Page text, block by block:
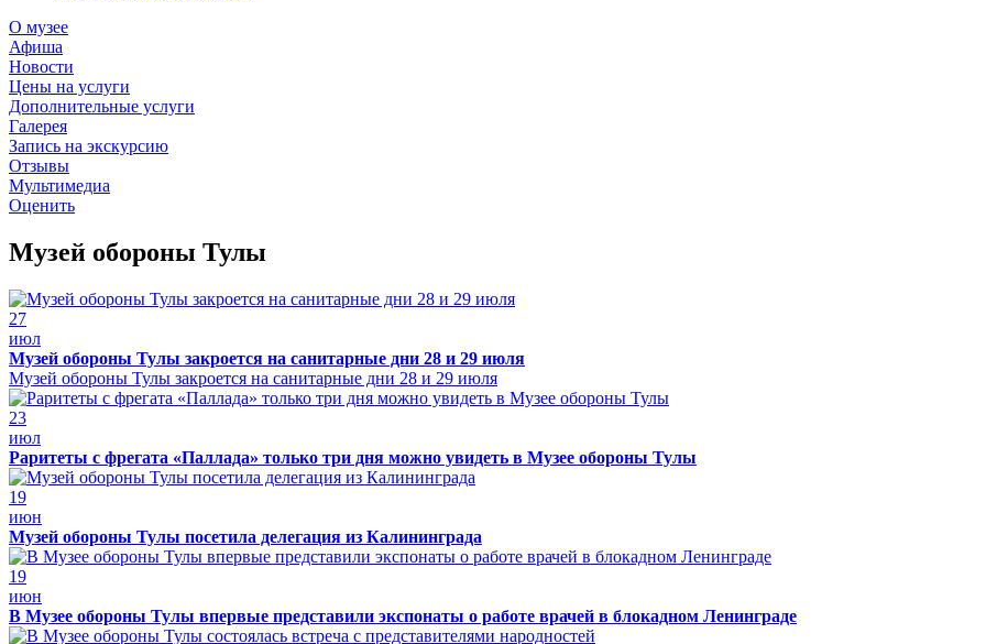
О музее
Афиша
Новости
Цены на услуги
Дополнительные услуги
Галерея
Запись на экскурсию
Отзывы
Мультимедиа
Оценить
Музей обороны Тулы
27
июл
Музей обороны Тулы закроется на санитарные дни 28 и 29 июля
Музей обороны Тулы закроется на санитарные дни 28 и 29 июля
23
июл
Раритеты с фрегата «Паллада» только три дня можно увидеть в Музее обороны Тулы
19
июн
Музей обороны Тулы посетила делегация из Калининграда
19
июн
В Музее обороны Тулы впервые представили экспонаты о работе врачей в блокадном Ленинграде